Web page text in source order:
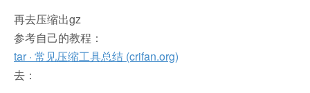
再去压缩出gz
参考自己的教程：
tar · 常见压缩工具总结 (crifan.org)
去：